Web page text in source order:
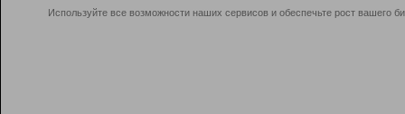
Используйте все возможности наших сервисов и обеспечьте рост вашего